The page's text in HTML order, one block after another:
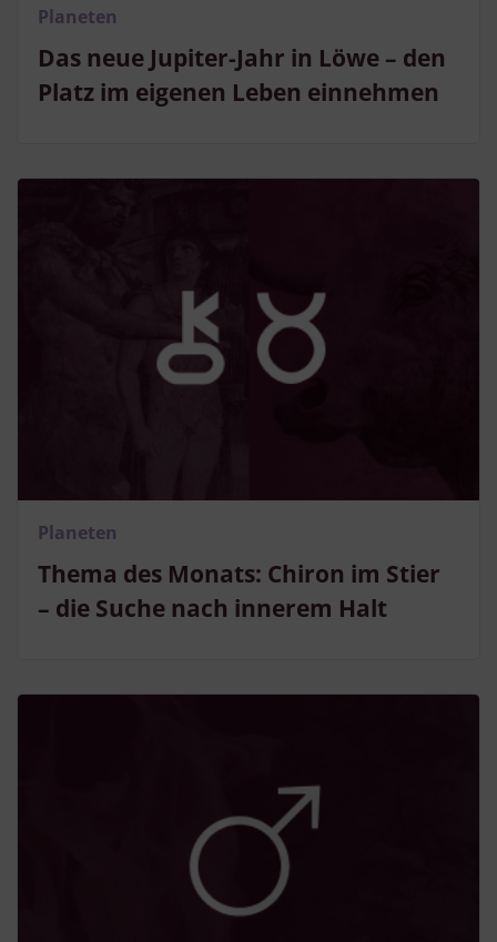
Das neue Jupiter-Jahr in Löwe – den
Platz im eigenen Leben einnehmen
Planeten
Thema des Monats: Chiron im Stier
– die Suche nach innerem Halt
Planeten
Endgeräteeigenschaften zur Identifikation aktiv abfragen